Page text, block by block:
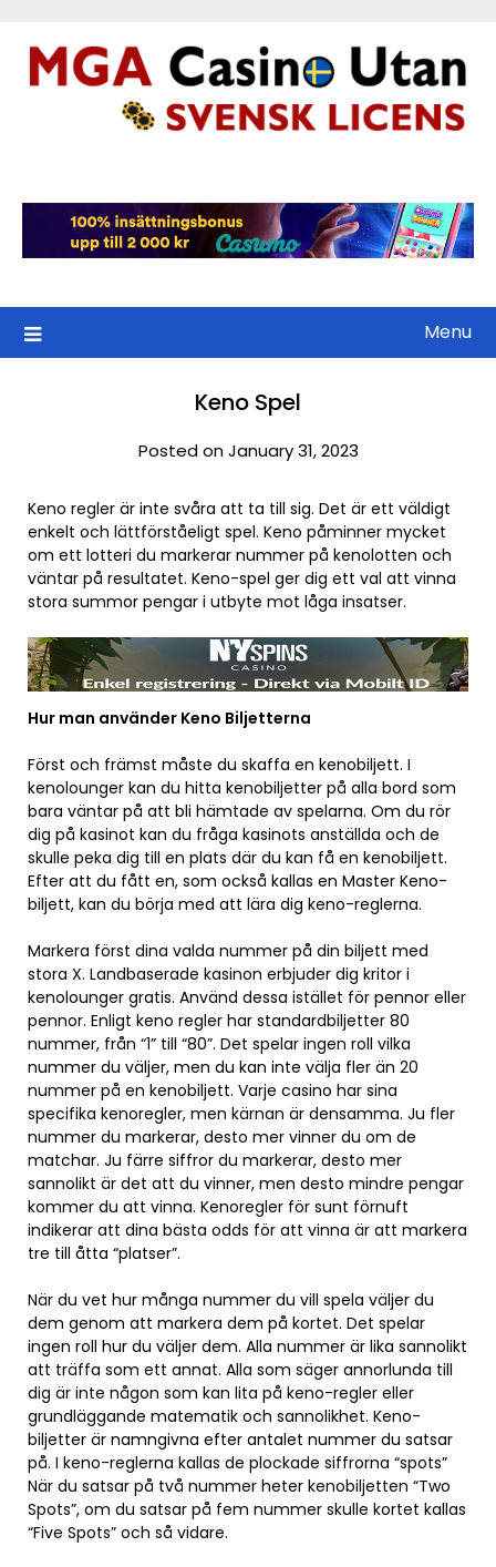
content
Menu
Keno Spel
Posted on January 31, 2023
Keno regler är inte svåra att ta till sig. Det är ett väldigt
enkelt och lättförståeligt spel. Keno påminner mycket
om ett lotteri du markerar nummer på kenolotten och
väntar på resultatet. Keno-spel ger dig ett val att vinna
stora summor pengar i utbyte mot låga insatser.
Hur man använder Keno Biljetterna
Först och främst måste du skaffa en kenobiljett. I
kenolounger kan du hitta kenobiljetter på alla bord som
bara väntar på att bli hämtade av spelarna. Om du rör
dig på kasinot kan du fråga kasinots anställda och de
skulle peka dig till en plats där du kan få en kenobiljett.
Efter att du fått en, som också kallas en Master Keno-
biljett, kan du börja med att lära dig keno-reglerna.
Markera först dina valda nummer på din biljett med
stora X. Landbaserade kasinon erbjuder dig kritor i
kenolounger gratis. Använd dessa istället för pennor eller
pennor. Enligt keno regler har standardbiljetter 80
nummer, från “1” till “80”. Det spelar ingen roll vilka
nummer du väljer, men du kan inte välja fler än 20
nummer på en kenobiljett. Varje casino har sina
specifika kenoregler, men kärnan är densamma. Ju fler
nummer du markerar, desto mer vinner du om de
matchar. Ju färre siffror du markerar, desto mer
sannolikt är det att du vinner, men desto mindre pengar
kommer du att vinna. Kenoregler för sunt förnuft
indikerar att dina bästa odds för att vinna är att markera
tre till åtta “platser”.
När du vet hur många nummer du vill spela väljer du
dem genom att markera dem på kortet. Det spelar
ingen roll hur du väljer dem. Alla nummer är lika sannolikt
att träffa som ett annat. Alla som säger annorlunda till
dig är inte någon som kan lita på keno-regler eller
grundläggande matematik och sannolikhet. Keno-
biljetter är namngivna efter antalet nummer du satsar
på. I keno-reglerna kallas de plockade siffrorna “spots”
När du satsar på två nummer heter kenobiljetten “Two
Spots”, om du satsar på fem nummer skulle kortet kallas
“Five Spots” och så vidare.